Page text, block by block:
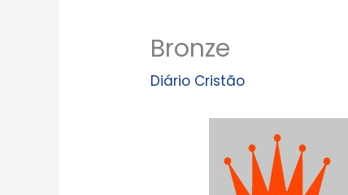
Bronze
Diário Cristão